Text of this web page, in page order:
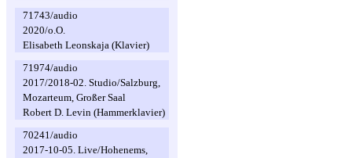
71743/audio
2020/o.O.
Elisabeth Leonskaja (Klavier)
71974/audio
2017/2018-02. Studio/Salzburg,
Mozarteum, Großer Saal
Robert D. Levin (Hammerklavier)
70241/audio
2017-10-05. Live/Hohenems,